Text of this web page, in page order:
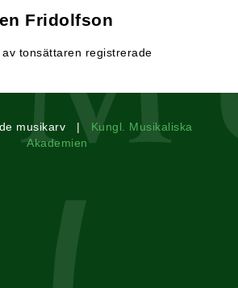
Fridolfson
tonsättaren registrerade
musikarv | Kungl. Musikaliska
Akademien